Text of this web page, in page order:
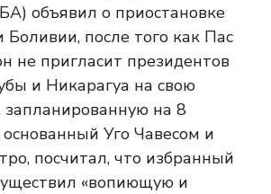
объявил о приостановке
Боливии, после того как Пас
не пригласит президентов
и Никарагуа на свою
запланированную на 8
Уго Чавесом и
посчитал, что избранный
«вопиющую и